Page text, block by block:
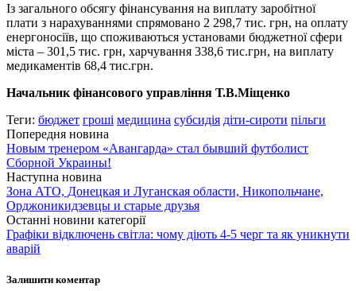
Із загального обсягу фінансування на виплату заробітної
плати з нарахуваннями спрямовано 2 298,7 тис. грн, на оплату
енергоносіїв, що споживаються установами бюджетної сфери
міста – 301,5 тис. грн, харчування 338,6 тис.грн, на виплату
медикаментів 68,4 тис.грн.
Начальник фінансового управління Т.В.Міщенко
Теги: бюджет гроші медицина субсидія діти-сироти пільги
Попередня новина
Новым тренером «Авангарда» стал бывший футболист
Сборной Украины!
Наступна новина
Зона АТО, Донецкая и Луганская области, Никопольчане,
Орджоникидзевцы и старые друзья
Останні новини категорії
Графіки відключень світла: чому діють 4-5 черг та як уникнути
аварій
Залишити коментар